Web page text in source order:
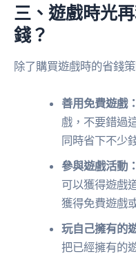
三、遊戲時光
錢？
除了購買遊戲時的省錢
善用免費遊戲
戲，不要錯過
同時省下不少
參與遊戲活動
可以獲得遊戲
獲得免費遊戲
玩自己擁有的
把已經擁有的